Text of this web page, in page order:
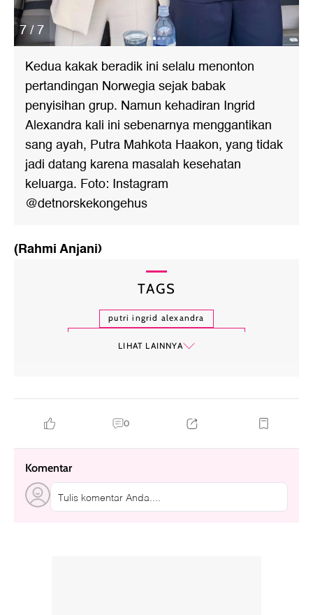
7 / 7
Kedua kakak beradik ini selalu menonton
pertandingan Norwegia sejak babak
penyisihan grup. Namun kehadiran Ingrid
Alexandra kali ini sebenarnya menggantikan
sang ayah, Putra Mahkota Haakon, yang tidak
jadi datang karena masalah kesehatan
keluarga. Foto: Instagram
@detnorskekongehus
(Rahmi Anjani)
TAGS
putri ingrid alexandra
LIHAT LAINNYA
0
Komentar
Tulis komentar Anda....